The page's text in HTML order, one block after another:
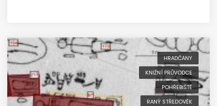
HRADČANY
KNIŽNÍ PRŮVODCE
POHŘEBIŠTĚ
RANÝ STŘEDOVĚK